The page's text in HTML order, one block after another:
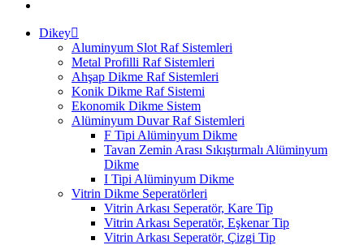
Dikey
Aluminyum Slot Raf Sistemleri
Metal Profilli Raf Sistemleri
Ahşap Dikme Raf Sistemleri
Konik Dikme Raf Sistemi
Ekonomik Dikme Sistem
Alüminyum Duvar Raf Sistemleri
F Tipi Alüminyum Dikme
Tavan Zemin Arası Sıkıştırmalı Alüminyum
Dikme
I Tipi Alüminyum Dikme
Vitrin Dikme Seperatörleri
Vitrin Arkası Seperatör, Kare Tip
Vitrin Arkası Seperatör, Eşkenar Tip
Vitrin Arkası Seperatör, Çizgi Tip